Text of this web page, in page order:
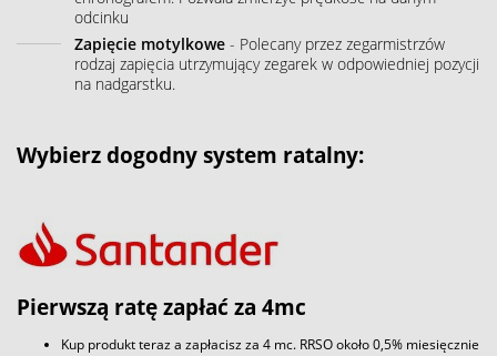
odcinku
Zapięcie motylkowe - Polecany przez zegarmistrzów
rodzaj zapięcia utrzymujący zegarek w odpowiedniej pozycji
na nadgarstku.
Wybierz dogodny system ratalny:
Pierwszą ratę zapłać za 4mc
Kup produkt teraz a zapłacisz za 4 mc. RRSO około 0,5% miesięcznie